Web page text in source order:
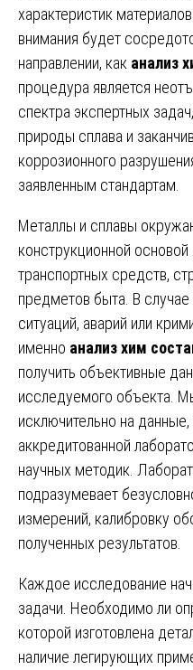
характеристик
внимания будет
направлении, как анализ
процедура является
спектра экспертных
природы сплава и
коррозионного
заявленным стандартам.
Металлы и сплавы
конструкционной
транспортных средств,
предметов быта. В
ситуаций, аварий или
именно анализ хим
получить объективные
исследуемого объекта.
исключительно на
аккредитованной
научных методик.
подразумевает
измерений, калибровку
полученных результатов.
Каждое исследование
задачи. Необходимо ли
которой изготовлена
наличие легирующих